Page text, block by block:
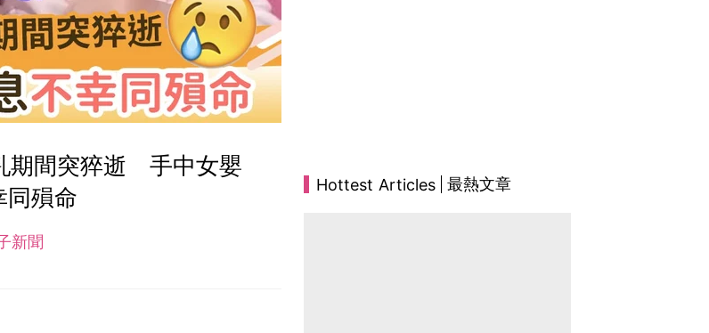
期間突猝逝 手中女嬰
同殞命
新聞
Hottest Articles 最熱文章